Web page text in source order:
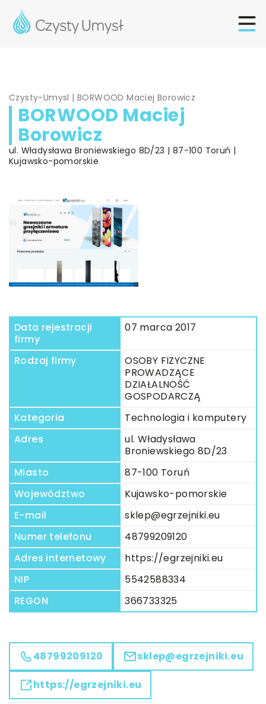
Czysty-Umysl |BORWOOD Maciej Borowicz
BORWOOD Maciej
Borowicz
ul. Władysława Broniewskiego 8D/23 | 87-100 Toruń |
Kujawsko-pomorskie
Data rejestracji
firmy
07 marca 2017
Rodzaj firmy
OSOBY FIZYCZNE
PROWADZĄCE
DZIAŁALNOŚĆ
GOSPODARCZĄ
Kategoria
Technologia i komputery
Adres
ul. Władysława
Broniewskiego 8D/23
Miasto
87-100 Toruń
Województwo
Kujawsko-pomorskie
E-mail
sklep@egrzejniki.eu
Numer telefonu
48799209120
Adres internetowy
https://egrzejniki.eu
NIP
5542588334
REGON
366733325
48799209120 sklep@egrzejniki.eu
https://egrzejniki.eu